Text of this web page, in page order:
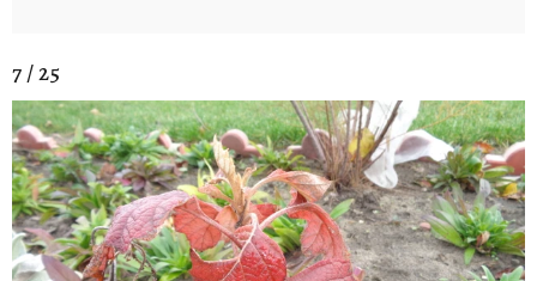
7 / 25